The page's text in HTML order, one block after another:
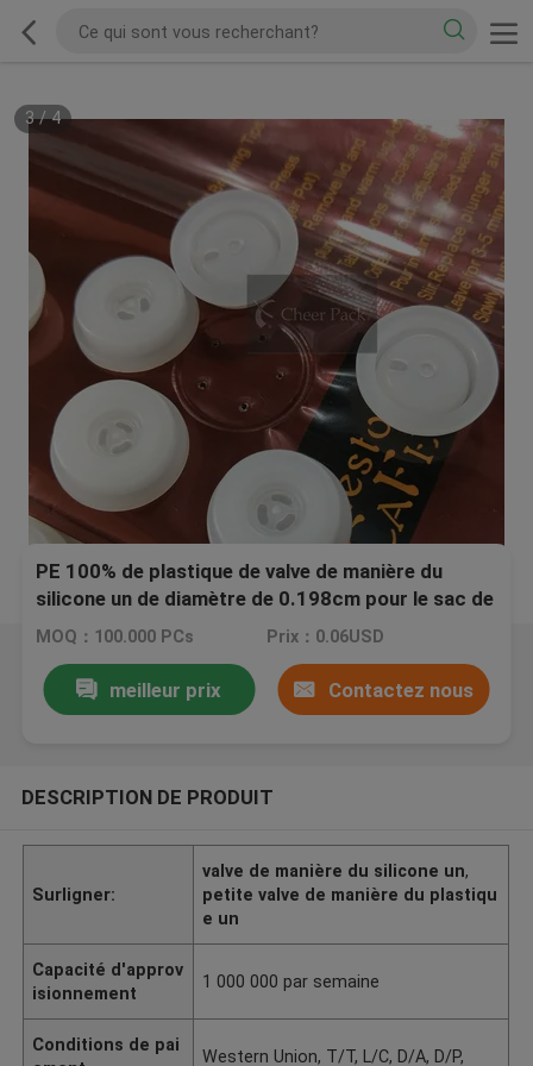
3/4
PE 100% de plastique de valve de manière du
silicone un de diamètre de 0.198cm pour le sac de
café
MOQ：100.000 PCs Prix：0.06USD
meilleur prix Contactez nous
DESCRIPTION DE PRODUIT
Surligner:
valve de manière du silicone un,
petite valve de manière du plastiqu
e un
Capacité d'approv
isionnement
1 000 000 par semaine
Conditions de pai
Western Union, T/T, L/C, D/A, D/P,